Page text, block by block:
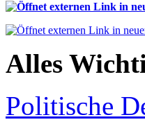
Alles
Politische